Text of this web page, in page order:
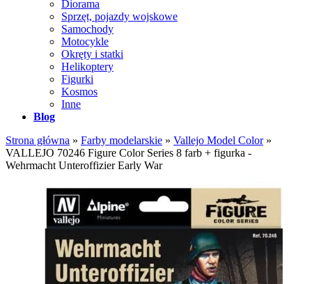
Diorama
Sprzęt, pojazdy wojskowe
Samochody
Motocykle
Okręty i statki
Helikoptery
Figurki
Kosmos
Inne
Blog
Strona główna » Farby modelarskie » Vallejo Model Color»
VALLEJO 70246 Figure Color Series 8 farb + figurka -
Wehrmacht Unteroffizier Early War